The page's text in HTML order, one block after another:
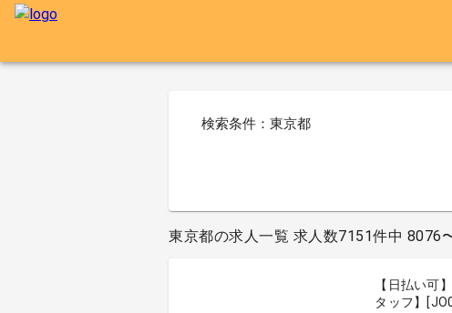
検索条件：東京都
東京都の求人一覧 求人数7151件中 8076
【日払い可
タッフ】